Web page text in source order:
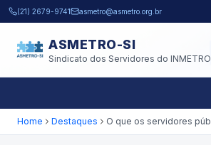
Pular para o conteúdo principal
(21) 2679-9741 asmetro@asmetro.org.br
ASMETRO-SI
Sindicato dos Servidores do INMETRO
Home Destaques